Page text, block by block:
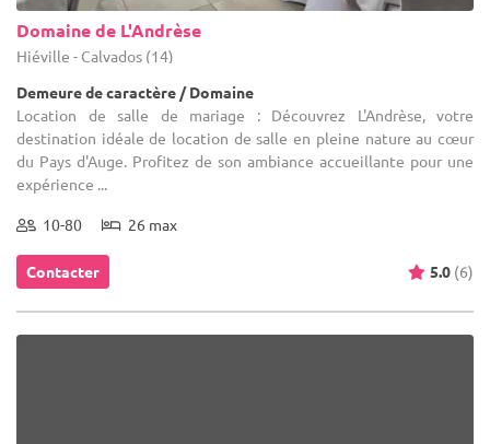
Domaine de L'Andrèse
Hiéville - Calvados (14)
Demeure de caractère / Domaine
Location de salle de mariage : Découvrez L'Andrèse, votre
destination idéale de location de salle en pleine nature au cœur
du Pays d'Auge. Profitez de son ambiance accueillante pour une
expérience ...
10-80 26 max
Contacter 5.0 (6)